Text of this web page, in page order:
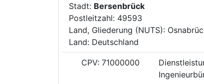
Stadt: Bersenbrück
Postleitzahl: 49593
Land, Gliederung (NUTS):
Land: Deutschland
CPV: 71000000